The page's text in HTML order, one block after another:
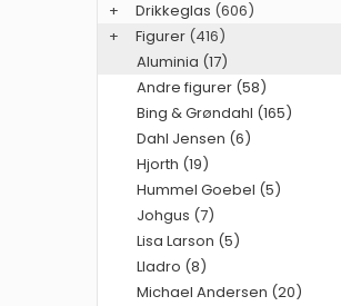
+ Drikkeglas (606)
+
Figurer (416)
Aluminia (17)
Andre figurer (58)
Bing & Grøndahl (165)
Dahl Jensen (6)
Hjorth (19)
Hummel Goebel (5)
Johgus (7)
Lisa Larson (5)
Lladro (8)
Michael Andersen (20)